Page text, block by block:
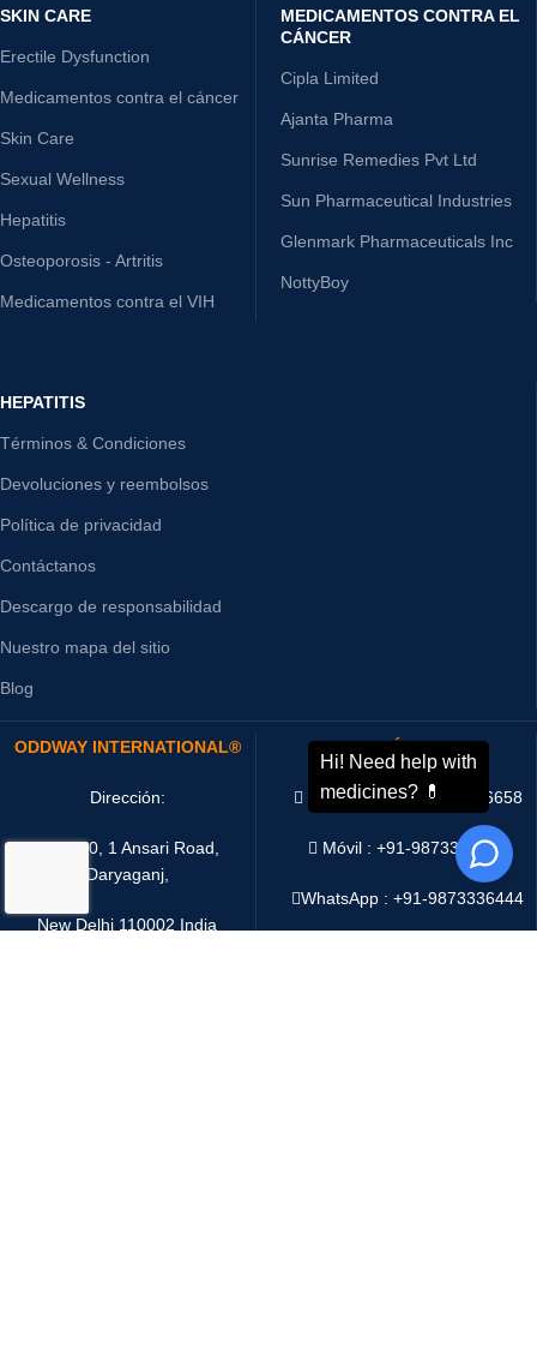
SKIN CARE
Erectile Dysfunction
Medicamentos contra el cáncer
Skin Care
Sexual Wellness
Hepatitis
Osteoporosis - Artritis
Medicamentos contra el VIH
MEDICAMENTOS CONTRA EL
CÁNCER
Cipla Limited
Ajanta Pharma
Sunrise Remedies Pvt Ltd
Sun Pharmaceutical Industries
Glenmark Pharmaceuticals Inc
NottyBoy
HEPATITIS
Términos & Condiciones
Devoluciones y reembolsos
Política de privacidad
Contáctanos
Descargo de responsabilidad
Nuestro mapa del sitio
Blog
ODDWAY INTERNATIONAL®
Dirección:
4216/20, 1 Ansari Road,
Daryaganj,
New Delhi 110002 India
CONTÁCTANOS
Teléfono : +91-11-43526658
Móvil : +91-9873336444
WhatsApp :+91-9873336444